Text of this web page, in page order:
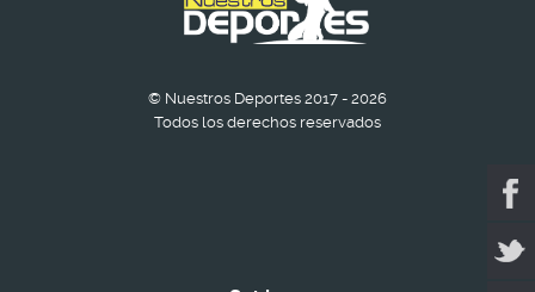
© Nuestros Deportes 2017 - 2026
Todos los derechos reservados